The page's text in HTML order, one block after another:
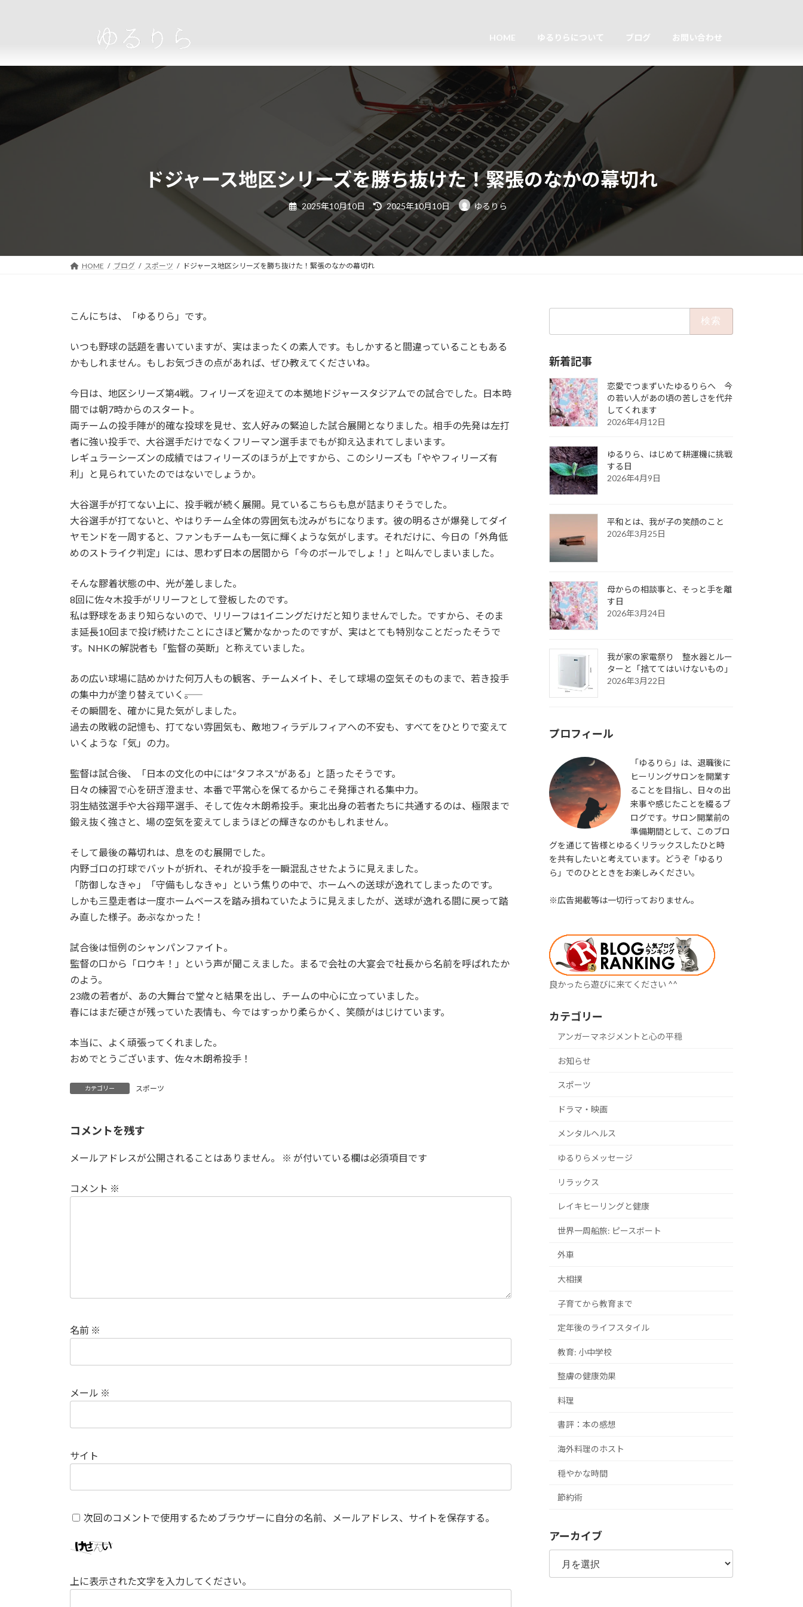
ツ
シ
HOME ゆるりらについて ブログ お問い合わせ
ドジャース地区シリーズを勝ち抜けた！緊張のなかの幕切れ
2025年10月10日
最
終
新
日
時
2025年10月10日 ゆるりら
HOME ブログ スポーツ ドジャース地区シリーズを勝ち抜けた！緊張のなかの幕切れ
こんにちは、「ゆるりら」です。
いつも野球の話題を書いていますが、実はまったくの素人です。もしかすると間違っていることもある
かもしれません。もしお気づきの点があれば、ぜひ教えてくださいね。
今日は、地区シリーズ第4戦。フィリーズを迎えての本拠地ドジャースタジアムでの試合でした。日本時
間では朝7時からのスタート。
両チームの投手陣が的確な投球を見せ、玄人好みの緊迫した試合展開となりました。相手の先発は左打
者に強い投手で、大谷選手だけでなくフリーマン選手までもが抑え込まれてしまいます。
レギュラーシーズンの成績ではフィリーズのほうが上ですから、このシリーズも「ややフィリーズ有
利」と見られていたのではないでしょうか。
大谷選手が打てない上に、投手戦が続く展開。見ているこちらも息が詰まりそうでした。
大谷選手が打てないと、やはりチーム全体の雰囲気も沈みがちになります。彼の明るさが爆発してダイ
ヤモンドを一周すると、ファンもチームも一気に輝くような気がします。それだけに、今日の「外角低
めのストライク判定」には、思わず日本の居間から「今のボールでしょ！」と叫んでしまいました。
そんな膠着状態の中、光が差しました。
8回に佐々木投手がリリーフとして登板したのです。
私は野球をあまり知らないので、リリーフは1イニングだけだと知りませんでした。ですから、そのま
ま延長10回まで投げ続けたことにさほど驚かなかったのですが、実はとても特別なことだったそうで
す。NHKの解説者も「監督の英断」と称えていました。
あの広い球場に詰めかけた何万人もの観客、チームメイト、そして球場の空気そのものまで、若き投手
の集中力が塗り替えていく――。
その瞬間を、確かに見た気がしました。
過去の敗戦の記憶も、打てない雰囲気も、敵地フィラデルフィアへの不安も、すべてをひとりで変えて
いくような「気」の力。
監督は試合後、「日本の文化の中には“タフネス”がある」と語ったそうです。
日々の練習で心を研ぎ澄ませ、本番で平常心を保てるからこそ発揮される集中力。
羽生結弦選手や大谷翔平選手、そして佐々木朗希投手。東北出身の若者たちに共通するのは、極限まで
鍛え抜く強さと、場の空気を変えてしまうほどの輝きなのかもしれません。
そして最後の幕切れは、息をのむ展開でした。
内野ゴロの打球でバットが折れ、それが投手を一瞬混乱させたように見えました。
「防御しなきゃ」「守備もしなきゃ」という焦りの中で、ホームへの送球が逸れてしまったのです。
しかも三塁走者は一度ホームベースを踏み損ねていたように見えましたが、送球が逸れる間に戻って踏
み直した様子。――あぶなかった！
試合後は恒例のシャンパンファイト。
監督の口から「ロウキ！」という声が聞こえました。まるで会社の大宴会で社長から名前を呼ばれたか
のよう。
23歳の若者が、あの大舞台で堂々と結果を出し、チームの中心に立っていました。
春にはまだ硬さが残っていた表情も、今ではすっかり柔らかく、笑顔がはじけています。
本当に、よく頑張ってくれました。
おめでとうございます、佐々木朗希投手！
カテゴリー スポーツ
コメントを残す
メールアドレスが公開されることはありません。 ※ が付いている欄は必須項目です
コメント ※
名前 ※
メール ※
サイト
次回のコメントで使用するためブラウザーに自分の名前、メールアドレス、サイトを保存する。
上に表示された文字を入力してください。
新着記事
恋愛でつまずいたゆるりらへ 今
の若い人があの頃の苦しさを代弁
してくれます
2026年4月12日
ゆるりら、はじめて耕運機に挑戦
する日
2026年4月9日
平和とは、我が子の笑顔のこと
2026年3月25日
母からの相談事と、そっと手を離
す日
2026年3月24日
我が家の家電祭り 整水器とルー
ターと「捨ててはいけないもの」
2026年3月22日
プロフィール
「ゆるりら」は、退職後に
ヒーリングサロンを開業す
ることを目指し、日々の出
来事や感じたことを綴るブ
ログです。サロン開業前の
準備期間として、このブロ
グを通じて皆様とゆるくリラックスしたひと時
を共有したいと考えています。どうぞ「ゆるり
ら」でのひとときをお楽しみください。
※広告掲載等は一切行っておりません。
良かったら遊びに来てください ^^
カテゴリー
アンガーマネジメントと心の平穏
お知らせ
スポーツ
ドラマ・映画
メンタルヘルス
ゆるりらメッセージ
リラックス
レイキヒーリングと健康
世界一周船旅: ピースボート
外車
大相撲
子育てから教育まで
定年後のライフスタイル
教育: 小中学校
整膚の健康効果
料理
書評：本の感想
海外料理のホスト
穏やかな時間
節約術
アーカイブ
ア
カ